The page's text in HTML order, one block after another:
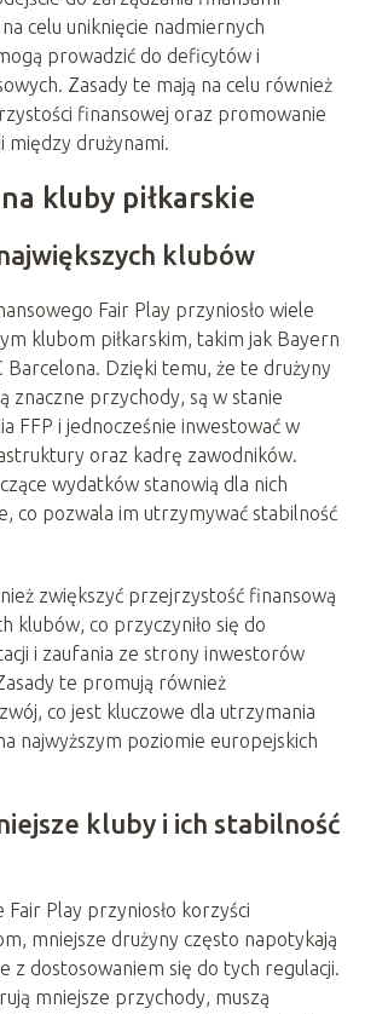
celu uniknięcie nadmiernych
prowadzić do deficytów i
Zasady te mają na celu również
finansowej oraz promowanie
między drużynami.
na kluby piłkarskie
klubów
Fair Play przyniosło wiele
klubom piłkarskim, takim jak Bayern
Barcelona. Dzięki temu, że te drużyny
znaczne przychody, są w stanie
FFP i jednocześnie inwestować w
oraz kadrę zawodników.
wydatków stanowią dla nich
co pozwala im utrzymywać stabilność
zwiększyć przejrzystość finansową
klubów, co przyczyniło się do
i zaufania ze strony inwestorów
te promują również
co jest kluczowe dla utrzymania
najwyższym poziomie europejskich
kluby i ich stabilność
Fair Play przyniosło korzyści
mniejsze drużyny często napotykają
z dostosowaniem się do tych regulacji.
mniejsze przychody, muszą